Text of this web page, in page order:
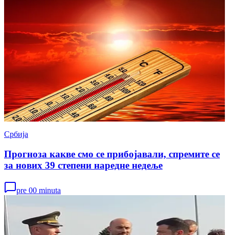
Србија
Прогноза какве смо се прибојавали, спремите се
за нових 39 степени наредне недеље
pre 00 minuta